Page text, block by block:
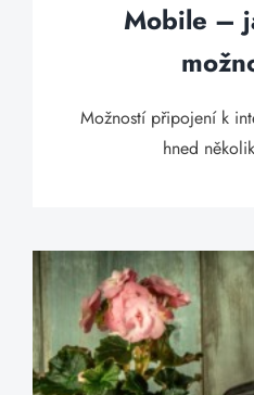
Mobile –
Možností připojení k
hned